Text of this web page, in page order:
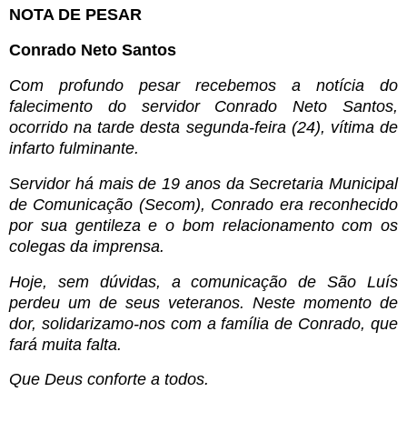
NOTA DE PESAR
Conrado Neto Santos
Com profundo pesar recebemos a notícia do
falecimento do servidor Conrado Neto Santos,
ocorrido na tarde desta segunda-feira (24), vítima de
infarto fulminante.
Servidor há mais de 19 anos da Secretaria Municipal
de Comunicação (Secom), Conrado era reconhecido
por sua gentileza e o bom relacionamento com os
colegas da imprensa.
Hoje, sem dúvidas, a comunicação de São Luís
perdeu um de seus veteranos. Neste momento de
dor, solidarizamo-nos com a família de Conrado, que
fará muita falta.
Que Deus conforte a todos.